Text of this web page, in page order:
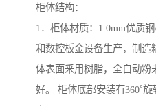
柜体结构：
1．柜体材质：1.0mm优质
和数控板金设备生产，制造
体表面釆用树脂，全自动粉
好。 柜体底部安装有360˚